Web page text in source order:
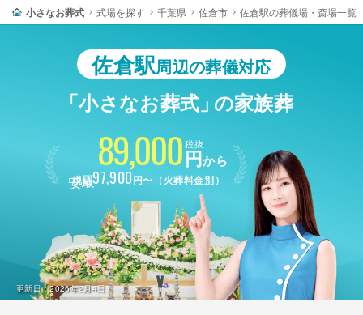
小さなお葬式 式場を探す 千葉県 佐倉市 佐倉駅の葬儀場・斎場一覧
佐倉駅周辺の葬儀対応
「小さなお葬式」の家族葬
更新日：2026年2月4日
89,000 税抜
円から
税込97,900円〜（火葬料金別）